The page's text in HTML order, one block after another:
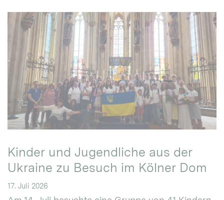
Kinder und Jugendliche aus der
Ukraine zu Besuch im Kölner Dom
17. Juli 2026